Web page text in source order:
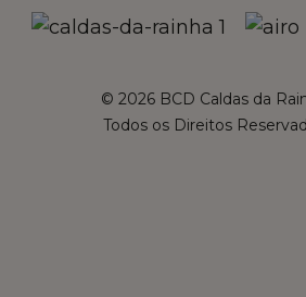
© 2026 BCD Caldas da
Todos os Direitos